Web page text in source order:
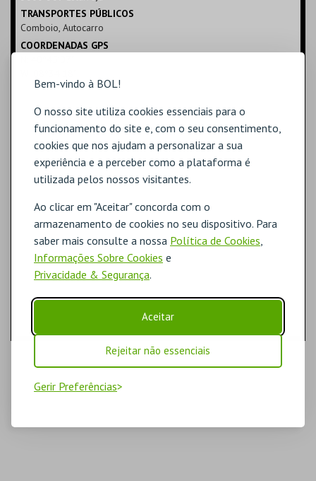
Bem-vindo à BOL!
O nosso site utiliza cookies essenciais para o
funcionamento do site e, com o seu consentimento,
cookies que nos ajudam a personalizar a sua
experiência e a perceber como a plataforma é
utilizada pelos nossos visitantes.
Ao clicar em "Aceitar" concorda com o
armazenamento de cookies no seu dispositivo. Para
saber mais consulte a nossa Política de Cookies,
Informações Sobre Cookies e
Privacidade & Segurança.
Aceitar
Rejeitar não essenciais
Gerir Preferências
TRANSPORTES PÚBLICOS
Comboio, Autocarro
COORDENADAS GPS